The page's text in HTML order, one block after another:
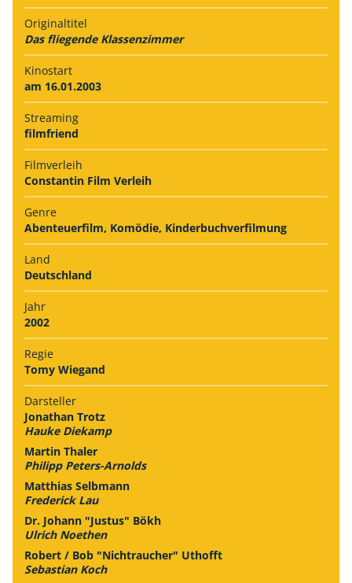
Originaltitel
Das fliegende Klassenzimmer
Kinostart
am 16.01.2003
Streaming
filmfriend
Filmverleih
Constantin Film Verleih
Genre
Abenteuerfilm, Komödie, Kinderbuchverfilmung
Land
Deutschland
Jahr
2002
Regie
Tomy Wiegand
Darsteller
Jonathan Trotz
Hauke Diekamp
Martin Thaler
Philipp Peters-Arnolds
Matthias Selbmann
Frederick Lau
Dr. Johann "Justus" Bökh
Ulrich Noethen
Robert / Bob "Nichtraucher" Uthofft
Sebastian Koch